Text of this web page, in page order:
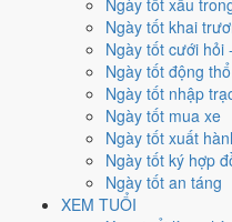
Ngày tốt khai
Ngày tốt cưới hỏi
Ngày tốt động thổ
Ngày tốt nhập
Ngày tốt mua xe
Ngày tốt xuất
Ngày tốt ký hợp
Ngày tốt an táng
XEM TUỔI
Tháng 9 năm 2027
Tháng 8 âm năm 2027
Tiết
Giáp Tý